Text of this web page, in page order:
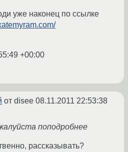
уже наконец по ссылке
+00:00
от disee 08.11.2011 22:53:38
поподробнее
рассказывать?